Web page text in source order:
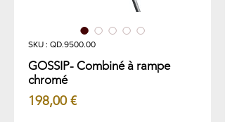
SKU : QD.9500.00
GOSSIP- Combiné à rampe
chromé
198,00 €Prix